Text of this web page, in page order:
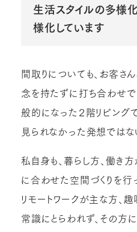
生活スタイルの多様
様化しています
間取りについても、お客さ
念を持たずに打ち合わせ
般的になった２階リビング
見られなかった発想ではな
私自身も、暮らし方、働き
に合わせた空間づくりを行
リモートワークが主な方、
常識にとらわれず、その方